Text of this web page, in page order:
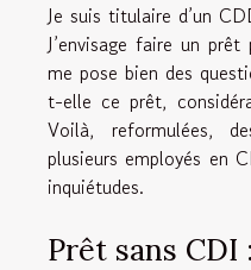
Je suis titulaire d’un
J’envisage faire un
me pose bien des
t-elle ce prêt,
Voilà, reformulées,
plusieurs employés en
inquiétudes.
Prêt sans CDI